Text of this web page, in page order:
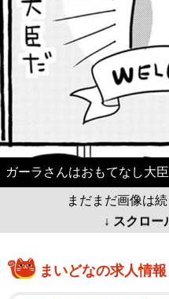
ガーラさんはおもてなし大
まだまだ画像は
↓ スクロー
まいどなの求人情報